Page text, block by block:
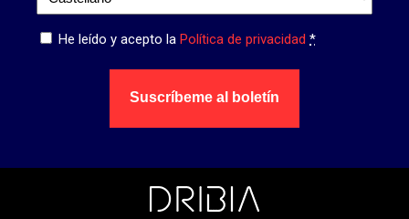
Privacidad *
He leído y acepto la Política de privacidad *
Suscríbeme al boletín